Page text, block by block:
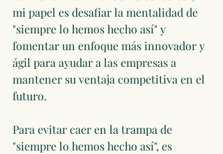
mi papel es desafiar la mentalidad de
"siempre lo hemos hecho así" y
fomentar un enfoque más innovador y
ágil para ayudar a las empresas a
mantener su ventaja competitiva en el
futuro.
Para evitar caer en la trampa de
"siempre lo hemos hecho así", es